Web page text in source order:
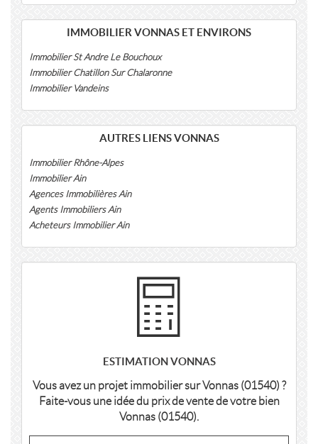
IMMOBILIER VONNAS ET ENVIRONS
Immobilier St Andre Le Bouchoux
Immobilier Chatillon Sur Chalaronne
Immobilier Vandeins
AUTRES LIENS VONNAS
Immobilier Rhône-Alpes
Immobilier Ain
Agences Immobilières Ain
Agents Immobiliers Ain
Acheteurs Immobilier Ain
ESTIMATION VONNAS
Vous avez un projet immobilier sur Vonnas (01540) ?
Faite-vous une idée du prix de vente de votre bien
Vonnas (01540).